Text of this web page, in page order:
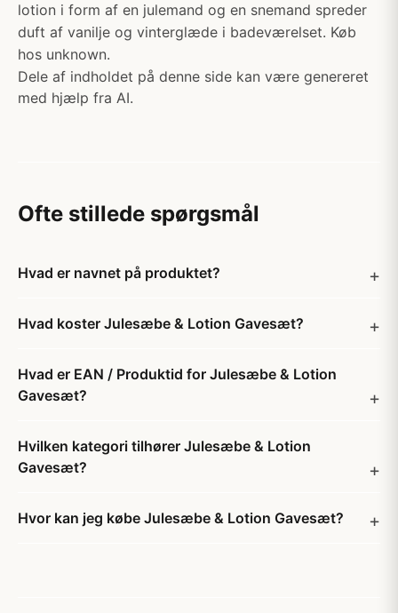
lotion i form af en julemand og en snemand spreder
duft af vanilje og vinterglæde i badeværelset. Køb
hos unknown.
Dele af indholdet på denne side kan være genereret
med hjælp fra AI.
Ofte stillede spørgsmål
Hvad er navnet på produktet?
Hvad koster Julesæbe & Lotion Gavesæt?
Hvad er EAN / Produktid for Julesæbe & Lotion
Gavesæt?
Hvilken kategori tilhører Julesæbe & Lotion
Gavesæt?
Hvor kan jeg købe Julesæbe & Lotion Gavesæt?